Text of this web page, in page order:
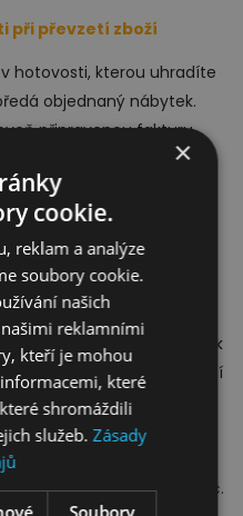
při převzetí zboží
hotovosti, kterou uhradíte
objednaný nábytek.
připravenou fakturu,
prodej
pro Vás nově připravili
Poskytovatelem
společnost Cofidis.
jednoduché, smlouvy k
domů. Individuální rozvržení
si jednoduše
naleznete u každého
prodej je možný
od 3.000 Kč do 150.000 Kč.
×
cookie.
reklam a analýze
soubory cookie.
našich
reklamními
kteří je mohou
které
shromáždili
služeb.Zásady
Soubory